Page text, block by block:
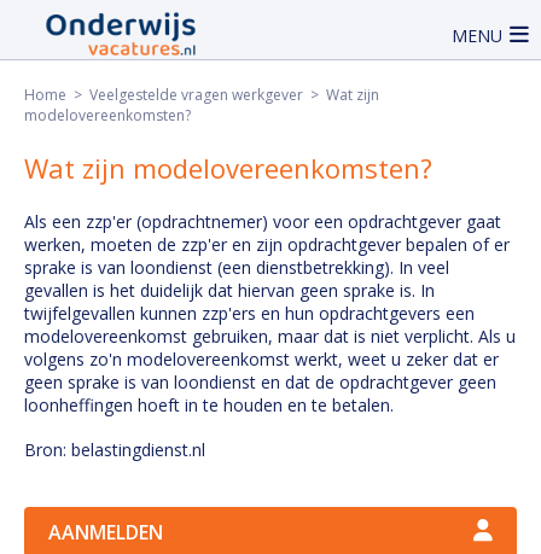
MENU
Home > Veelgestelde vragen werkgever > Wat zijn
modelovereenkomsten?
Wat zijn modelovereenkomsten?
Als een zzp'er (opdrachtnemer) voor een opdrachtgever gaat
werken, moeten de zzp'er en zijn opdrachtgever bepalen of er
sprake is van loondienst (een dienstbetrekking). In veel
gevallen is het duidelijk dat hiervan geen sprake is. In
twijfelgevallen kunnen zzp'ers en hun opdrachtgevers een
modelovereenkomst gebruiken, maar dat is niet verplicht. Als u
volgens zo'n modelovereenkomst werkt, weet u zeker dat er
geen sprake is van loondienst en dat de opdrachtgever geen
loonheffingen hoeft in te houden en te betalen.
Bron: belastingdienst.nl
AANMELDEN